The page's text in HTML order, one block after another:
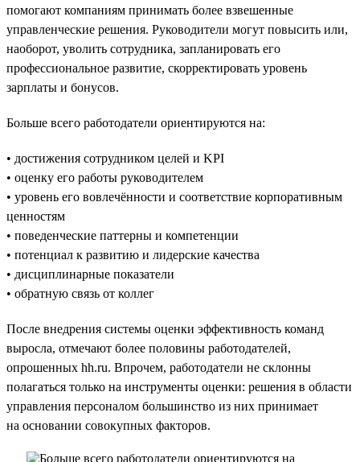
помогают компаниям принимать более взвешенные
управленческие решения. Руководители могут повысить или,
наоборот, уволить сотрудника, запланировать его
профессиональное развитие, скорректировать уровень
зарплаты и бонусов.
Больше всего работодатели ориентируются на:
• достижения сотрудником целей и KPI
• оценку его работы руководителем
• уровень его вовлечённости и соответствие корпоративным
ценностям
• поведенческие паттерны и компетенции
• потенциал к развитию и лидерские качества
• дисциплинарные показатели
• обратную связь от коллег
После внедрения системы оценки эффективность команд
выросла, отмечают более половины работодателей,
опрошенных hh.ru. Впрочем, работодатели не склонны
полагаться только на инструменты оценки: решения в области
управления персоналом большинство из них принимает
на основании совокупных факторов.